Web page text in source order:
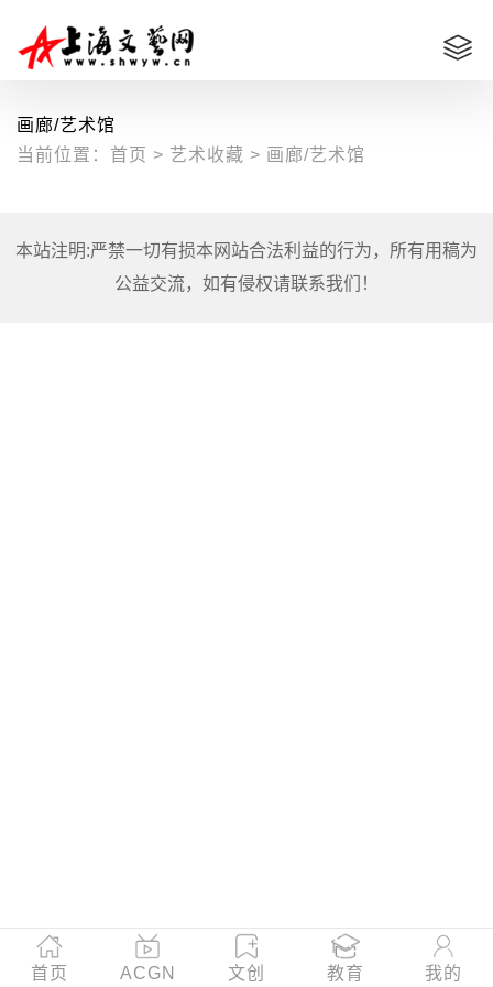
画廊/艺术馆
当前位置： 首页 > 艺术收藏 > 画廊/艺术馆
本站注明:严禁一切有损本网站合法利益的行为，所有用稿为
公益交流，如有侵权请联系我们！
首页 ACGN 文创 教育 我的